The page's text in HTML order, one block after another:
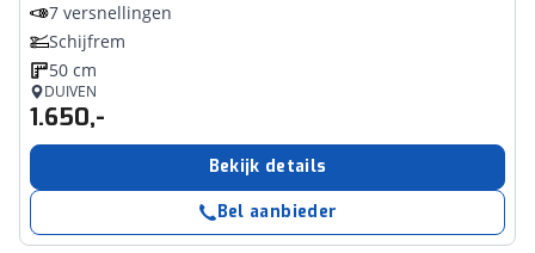
7 versnellingen
Schijfrem
50 cm
DUIVEN
1.650,-
Bekijk details
Bel aanbieder